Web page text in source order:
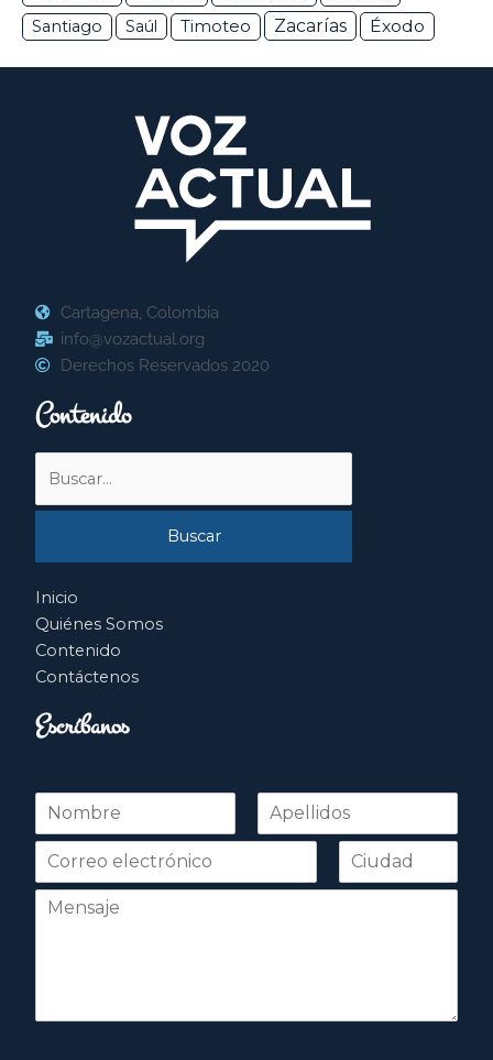
Santiago
Saúl Timoteo Zacarías Éxodo
Cartagena, Colombia
info@vozactual.org
Derechos Reservados 2020
Contenido
por:
Inicio
Quiénes Somos
Contenido
Contáctenos
Escríbanos
N
m
r
Nombre Apellidos